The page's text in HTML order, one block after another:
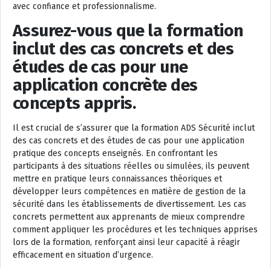
avec confiance et professionnalisme.
Assurez-vous que la formation
inclut des cas concrets et des
études de cas pour une
application concrète des
concepts appris.
Il est crucial de s’assurer que la formation ADS Sécurité inclut
des cas concrets et des études de cas pour une application
pratique des concepts enseignés. En confrontant les
participants à des situations réelles ou simulées, ils peuvent
mettre en pratique leurs connaissances théoriques et
développer leurs compétences en matière de gestion de la
sécurité dans les établissements de divertissement. Les cas
concrets permettent aux apprenants de mieux comprendre
comment appliquer les procédures et les techniques apprises
lors de la formation, renforçant ainsi leur capacité à réagir
efficacement en situation d’urgence.